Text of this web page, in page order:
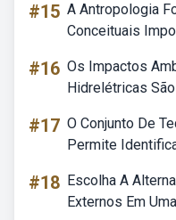
#15 A Antropologia
Conceituais
#16 Os Impactos
Hidrelétricas
#17 O Conjunto De
Permite
#18 Escolha A
Externos Em